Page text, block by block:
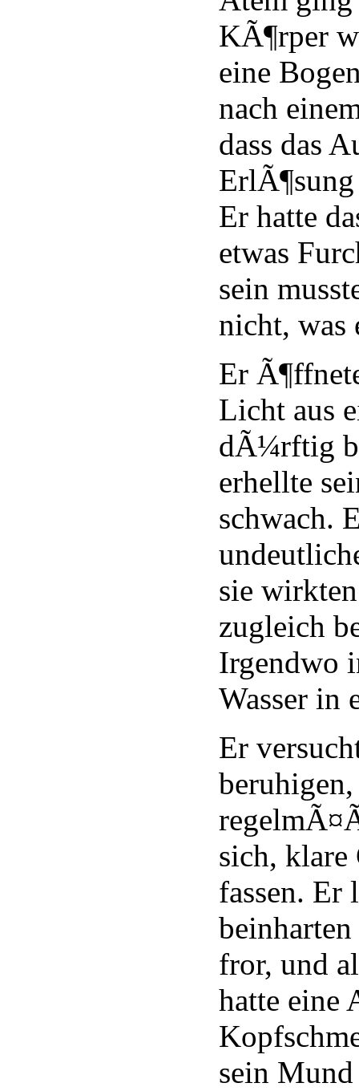
KÃ¶rper
eine
nach
dass das
Er hatte
etwas
sein
nicht, was
Er
Licht aus
dÃ¼rftig
erhellte
schwach.
sie
zugleich
Irgendwo
Wasser in
Er
sich, klare
fassen. Er
fror, und
hatte eine
sein